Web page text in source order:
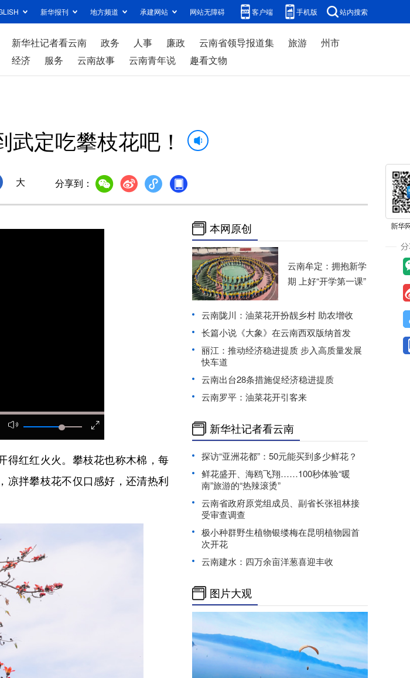
新华报刊 地方频道 承建网站 网站无障碍 客户端 手机版 站内搜索
新华社记者看云南 政务 人事 廉政 云南省领导报道集 旅游
州市
经济 服务 云南故事 云南青年说 趣看文物
武定吃攀枝花吧！
大 分享到：
红红火火。攀枝花也称木棉，每
凉拌攀枝花不仅口感好，还清热利
本网原创
云南牟定：拥抱新学
期 上好“开学第一课”
云南陇川：油菜花开扮靓乡村 助农增收
长篇小说《大象》在云南西双版纳首发
丽江：推动经济稳进提质 步入高质量发展
快车道
云南出台28条措施促经济稳进提质
云南罗平：油菜花开引客来
新华社记者看云南
探访“亚洲花都”：50元能买到多少鲜花？
鲜花盛开、海鸥飞翔……100秒体验“暖
南”旅游的“热辣滚烫”
云南省政府原党组成员、副省长张祖林接
受审查调查
极小种群野生植物银缕梅在昆明植物园首
次开花
云南建水：四万余亩洋葱喜迎丰收
图片大观